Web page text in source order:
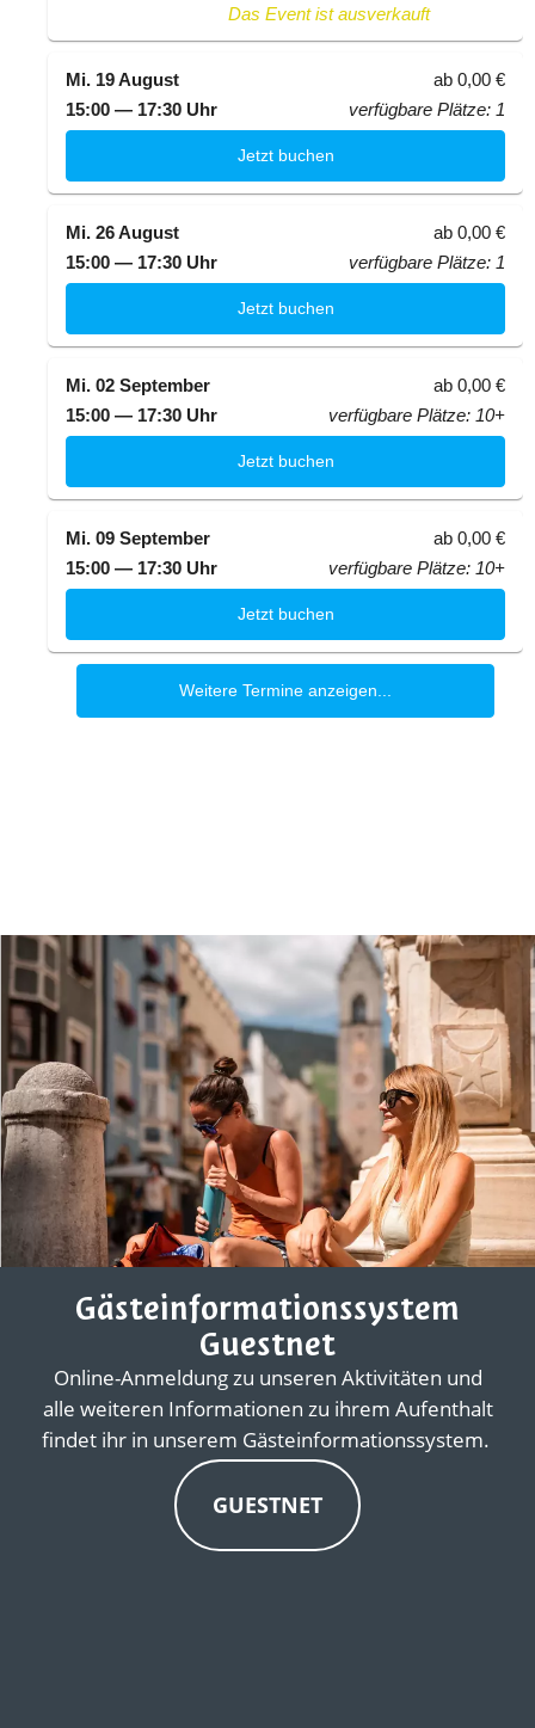
Gästeinformationssystem
Guestnet
Online-Anmeldung zu unseren Aktivitäten und
alle weiteren Informationen zu ihrem Aufenthalt
findet ihr in unserem Gästeinformationssystem.
GUESTNET